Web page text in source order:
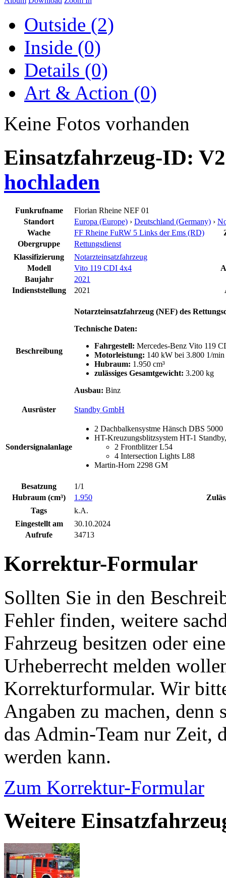
Outside (2)
Inside (0)
Details (0)
Art & Action (0)
Keine Fotos vorhanden
Einsatzfahrzeug-ID:
hochladen
Funkrufname
Florian Rheine NEF 01
Standort
Europa (Europe) › Deutschland (Germany) ›
Wache
FF Rheine FuRW 5 Links der Ems (RD)
Obergruppe
Rettungsdienst
Klassifizierung
Notarzteinsatzfahrzeug
Modell
Vito 119 CDI 4x4
Baujahr
2021
Indienststellung
2021
Beschreibung
Notarzteinsatzfahrzeug (NEF) des
Technische Daten:
Fahrgestell: Mercedes-Benz Vito 119
Motorleistung: 140 kW bei 3.800 1/min
Hubraum: 1.950 cm³
zulässiges Gesamtgewicht: 3.200 kg
Ausbau: Binz
Ausrüster Standby GmbH
Sondersignalanlage
2 Dachbalkensystme Hänsch DBS 5000
HT-Kreuzungsblitzsystem HT-1
2 Frontblitzer L54
4 Intersection Lights L88
Martin-Horn 2298 GM
Besatzung
1/1
Hubraum (cm³)
1.950
Tags
k.A.
Eingestellt am
30.10.2024
Aufrufe
34713
Korrektur-Formular
Sollten Sie in den
Fehler finden, weitere
Fahrzeug besitzen oder
Urheberrecht melden
Korrekturformular. Wir
Angaben zu machen,
das Admin-Team nur Zeit,
werden kann.
Zum Korrektur-Formular
Weitere